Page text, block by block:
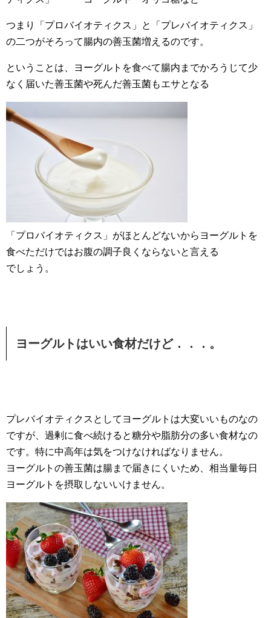
つまり「プロバイオティクス」と「プレバイオティクス」
の二つがそろって腸内の善玉菌増えるのです。
ということは、ヨーグルトを食べて腸内までかろうじて少
なく届いた善玉菌や死んだ善玉菌もエサとなる
「プロバイオティクス」がほとんどないからヨーグルトを
食べただけではお腹の調子良くならないと言える
でしょう。
ヨーグルトはいい食材だけど．．．。
プレバイオティクスとしてヨーグルトは大変いいものなの
ですが、過剰に食べ続けると糖分や脂肪分の多い食材なの
です。特に中高年は気をつけなければなりません。
ヨーグルトの善玉菌は腸まで届きにくいため、相当量毎日
ヨーグルトを摂取しないいけません。